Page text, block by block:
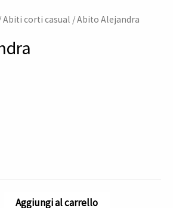
Abiti corti casual / Abito Alejandra
Aggiungi al carrello